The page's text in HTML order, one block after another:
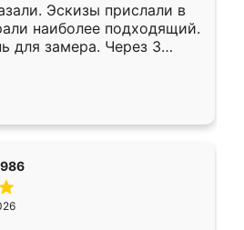
Эскизы прислали в
наиболее подходящий.
для замера. Через 3
уже готова. Остались
Спасибо Ренессанс
работу!